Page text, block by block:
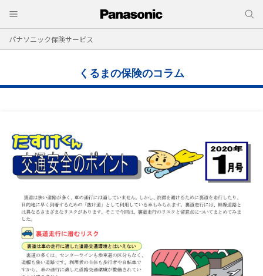
パナソニック保険サービス
くるまの保険のコラム